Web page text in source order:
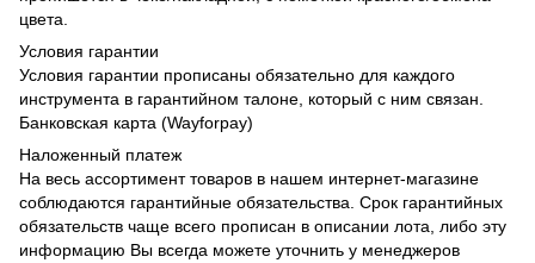
цвета.
Условия гарантии
Условия гарантии прописаны обязательно для каждого
инструмента в гарантийном талоне, который с ним связан.
Банковская карта (Wayforpay)
Наложенный платеж
На весь ассортимент товаров в нашем интернет-магазине
соблюдаются гарантийные обязательства. Срок гарантийных
обязательств чаще всего прописан в описании лота, либо эту
информацию Вы всегда можете уточнить у менеджеров